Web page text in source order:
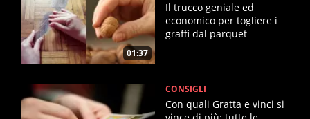
01:37
Il trucco geniale ed
economico per togliere i
graffi dal parquet
CONSIGLI
Con quali Gratta e vinci si